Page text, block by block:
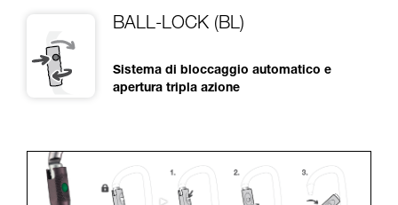
BALL-LOCK (BL)
Sistema di bloccaggio automatico e
apertura tripla azione